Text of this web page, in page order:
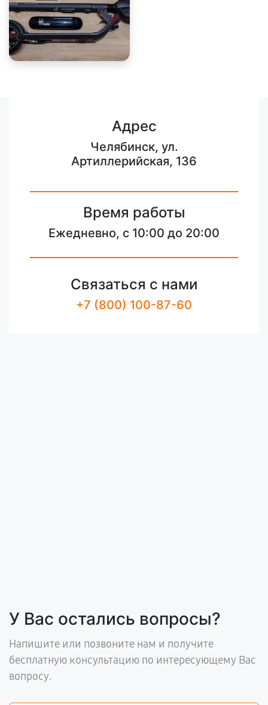
Адрес
Челябинск, ул.
Артиллерийская, 136
Время работы
Ежедневно, с 10:00 до 20:00
Связаться с нами
+7 (800) 100-87-60
У Вас остались вопросы?
Напишите или позвоните нам и получите
бесплатную консультацию по интересующему Вас
вопросу.